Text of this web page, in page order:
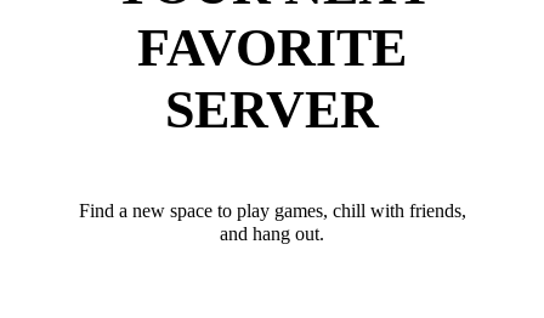
FAVORITE
SERVER
Find a new space to play games, chill with friends,
and hang out.